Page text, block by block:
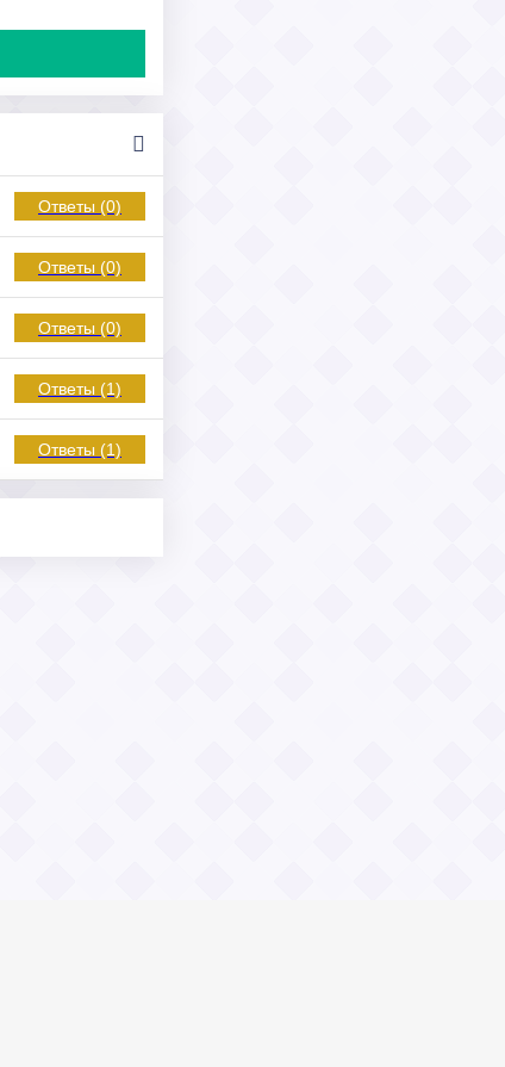
Ответы (0)
Ответы (0)
Ответы (0)
Ответы (1)
Ответы (1)